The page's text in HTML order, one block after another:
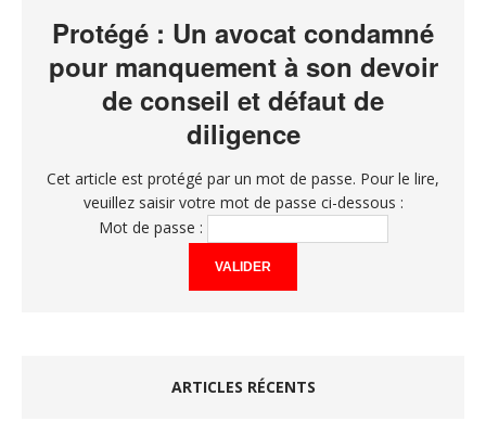
Protégé : Un avocat condamné
pour manquement à son devoir
de conseil et défaut de
diligence
Cet article est protégé par un mot de passe. Pour le lire,
veuillez saisir votre mot de passe ci-dessous :
Mot de passe :
ARTICLES RÉCENTS